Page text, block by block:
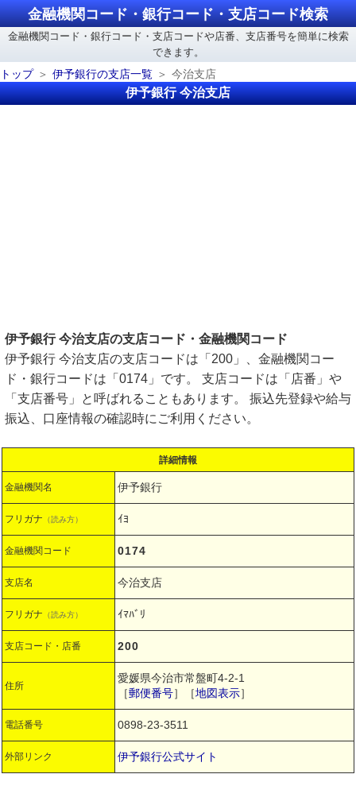
金融機関コード・銀行コード・支店コード検索
金融機関コード・銀行コード・支店コードや店番、支店番号を簡単に検索
できます。
トップ
伊予銀行の支店一覧 今治支店
伊予銀行 今治支店
伊予銀行 今治支店の支店コード・金融機関コード
伊予銀行 今治支店の支店コードは「200」、金融機関コー
ド・銀行コードは「0174」です。 支店コードは「店番」や
「支店番号」と呼ばれることもあります。 振込先登録や給与
振込、口座情報の確認時にご利用ください。
詳細情報
金融機関名 伊予銀行
フリガナ （読み方） ｲﾖ
金融機関コード 0174
支店名 今治支店
フリガナ （読み方） ｲﾏﾊﾞﾘ
支店コード・店番 200
住所
愛媛県今治市常盤町4-2-1
［郵便番号］［地図表示］
電話番号 0898-23-3511
外部リンク 伊予銀行公式サイト